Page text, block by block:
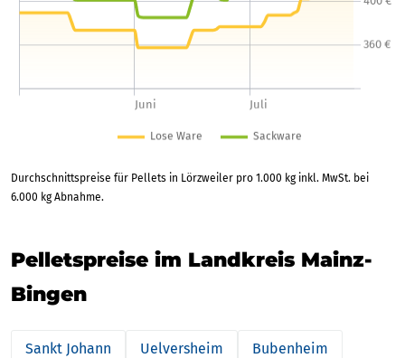
Durchschnittspreise für Pellets in Lörzweiler pro 1.000 kg inkl. MwSt. bei
6.000 kg Abnahme.
Pelletspreise im Landkreis Mainz-
Bingen
Sankt Johann Uelversheim Bubenheim